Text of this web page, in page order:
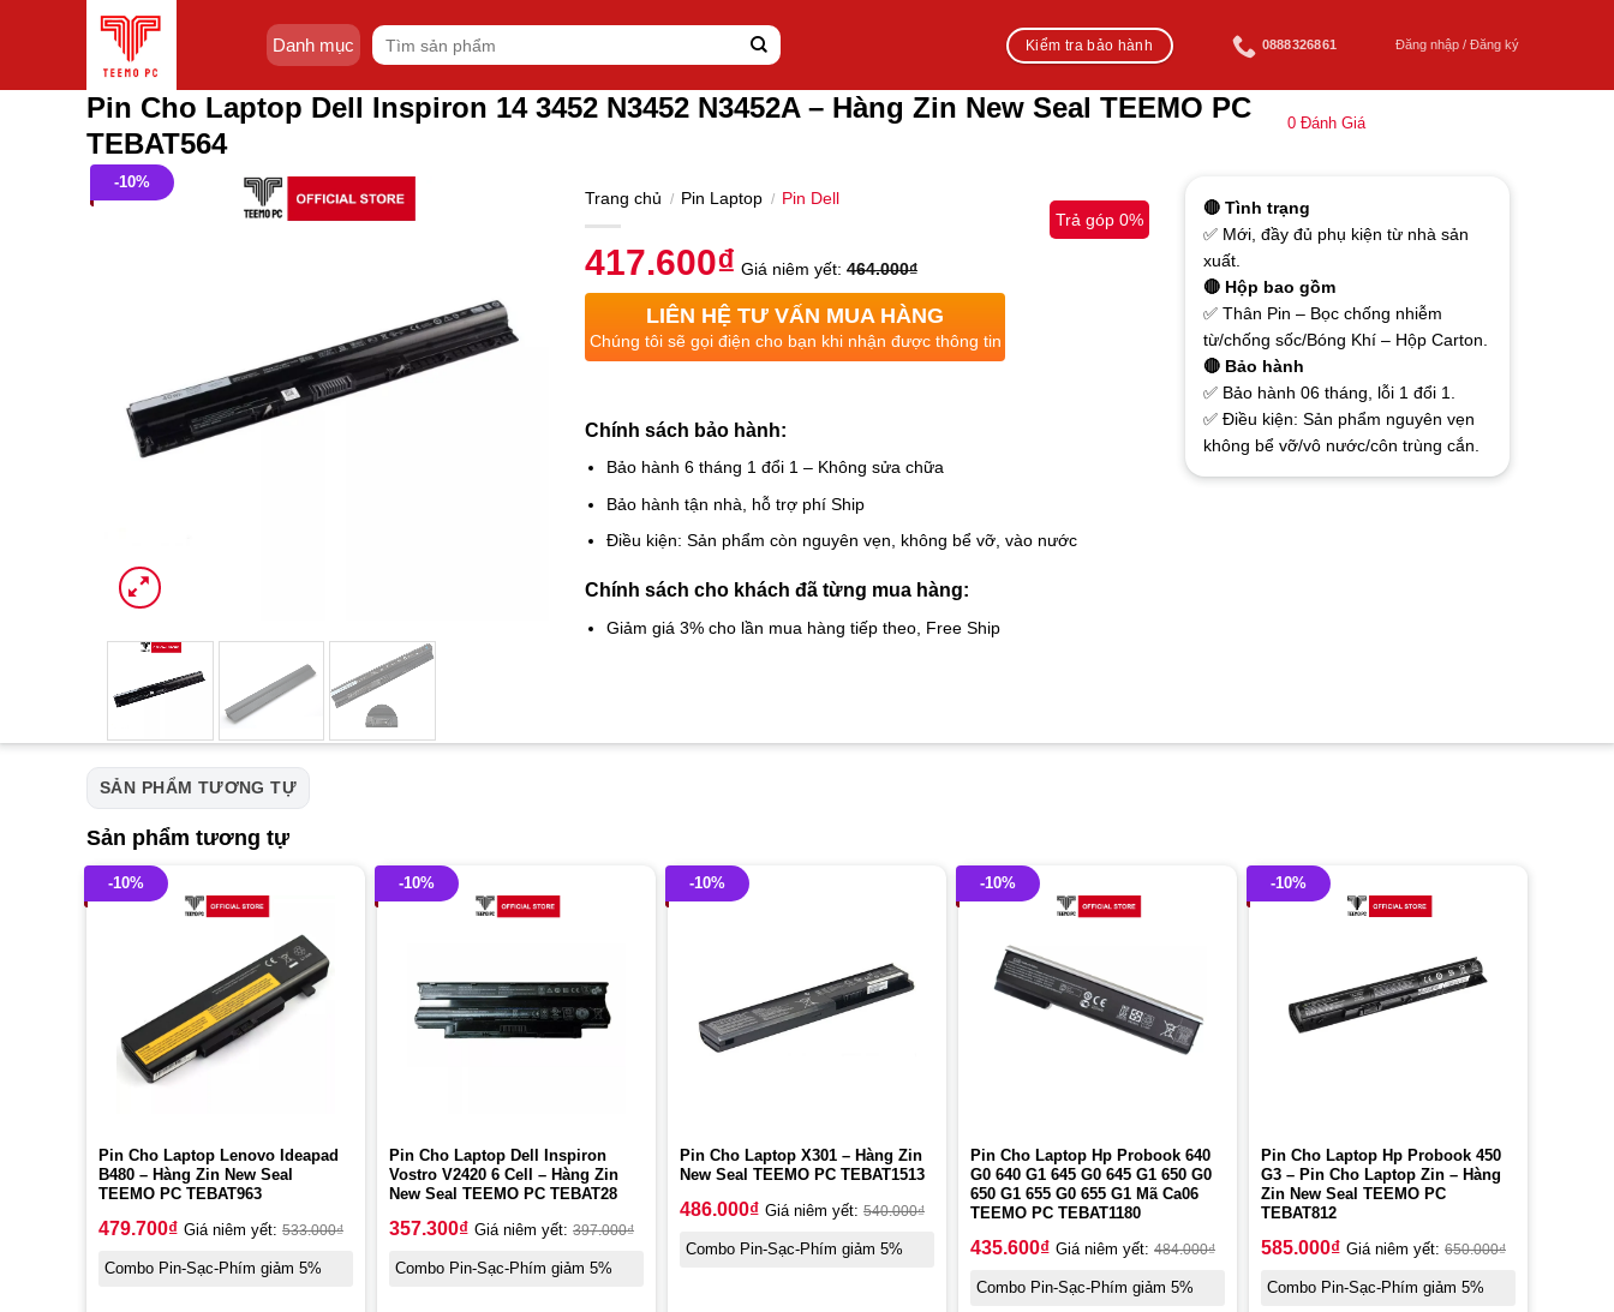
Danh mục
Tìm
kiếm:
Kiểm tra bảo hành 0888326861 Đăng nhập / Đăng ký
Pin Cho Laptop Dell Inspiron 14 3452 N3452 N3452A – Hàng Zin New Seal TEEMO PC
TEBAT564
0 Đánh Giá
-10%
Trang chủ / Pin Laptop / Pin Dell
417.600₫ Giá niêm yết: 464.000₫
Trả góp 0%
LIÊN HỆ TƯ VẤN MUA HÀNG
Chúng tôi sẽ gọi điện cho bạn khi nhận được thông tin
Chính sách bảo hành:
Bảo hành 6 tháng 1 đổi 1 – Không sửa chữa
Bảo hành tận nhà, hỗ trợ phí Ship
Điều kiện: Sản phẩm còn nguyên vẹn, không bể vỡ, vào nước
Chính sách cho khách đã từng mua hàng:
Giảm giá 3% cho lần mua hàng tiếp theo, Free Ship
🔴 Tình trạng
✅ Mới, đầy đủ phụ kiện từ nhà sản
xuất.
🔴 Hộp bao gồm
✅ Thân Pin – Bọc chống nhiễm
từ/chống sốc/Bóng Khí – Hộp Carton.
🔴 Bảo hành
✅ Bảo hành 06 tháng, lỗi 1 đổi 1.
✅ Điều kiện: Sản phẩm nguyên vẹn
không bể vỡ/vô nước/côn trùng cắn.
SẢN PHẨM TƯƠNG TỰ
Sản phẩm tương tự
-10%
Pin Cho Laptop Lenovo Ideapad
B480 – Hàng Zin New Seal
TEEMO PC TEBAT963
479.700₫ Giá niêm yết: 533.000₫
Combo Pin-Sạc-Phím giảm 5%
-10%
Pin Cho Laptop Dell Inspiron
Vostro V2420 6 Cell – Hàng Zin
New Seal TEEMO PC TEBAT28
357.300₫ Giá niêm yết: 397.000₫
Combo Pin-Sạc-Phím giảm 5%
-10%
Pin Cho Laptop X301 – Hàng Zin
New Seal TEEMO PC TEBAT1513
486.000₫ Giá niêm yết: 540.000₫
Combo Pin-Sạc-Phím giảm 5%
-10%
Pin Cho Laptop Hp Probook 640
G0 640 G1 645 G0 645 G1 650 G0
650 G1 655 G0 655 G1 Mã Ca06
TEEMO PC TEBAT1180
435.600₫ Giá niêm yết: 484.000₫
Combo Pin-Sạc-Phím giảm 5%
-10%
Pin Cho Laptop Hp Probook 450
G3 – Pin Cho Laptop Zin – Hàng
Zin New Seal TEEMO PC
TEBAT812
585.000₫ Giá niêm yết: 650.000₫
Combo Pin-Sạc-Phím giảm 5%